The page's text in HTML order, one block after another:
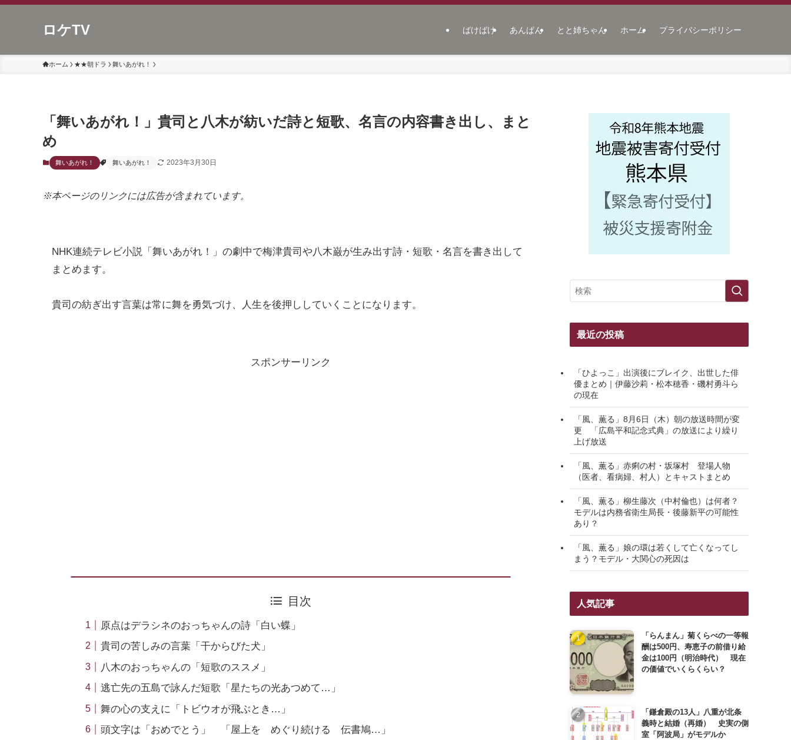
ロケTV ばけばけ あんぱん とと姉ちゃん ホーム プライバシーポリシー
ホーム ★★朝ドラ 舞いあがれ！
「舞いあがれ！」貴司と八木が紡いだ詩と短歌、名言の内容書き出し、まと
め
舞いあがれ！ 舞いあがれ！ 2023年3月30日
※本ページのリンクには広告が含まれています。
NHK連続テレビ小説「舞いあがれ！」の劇中で梅津貴司や八木巌が生み出す詩・短歌・名言を書き出して
まとめます。
貴司の紡ぎ出す言葉は常に舞を勇気づけ、人生を後押ししていくことになります。
スポンサーリンク
目次
原点はデラシネのおっちゃんの詩「白い蝶」
貴司の苦しみの言葉「干からびた犬」
八木のおっちゃんの「短歌のススメ」
逃亡先の五島で詠んだ短歌「星たちの光あつめて…」
舞の心の支えに「トビウオが飛ぶとき…」
頭文字は「おめでとう」 「屋上を めぐり続ける 伝書鳩…」
最近の投稿
「ひよっこ」出演後にブレイク、出世した俳
優まとめ｜伊藤沙莉・松本穂香・磯村勇斗ら
の現在
「風、薫る」8月6日（木）朝の放送時間が変
更 「広島平和記念式典」の放送により繰り
上げ放送
「風、薫る」赤痢の村・坂塚村 登場人物
（医者、看病婦、村人）とキャストまとめ
「風、薫る」柳生藤次（中村倫也）は何者？
モデルは内務省衛生局長・後藤新平の可能性
あり？
「風、薫る」娘の環は若くして亡くなってし
まう？モデル・大関心の死因は
人気記事
「らんまん」菊くらべの一等報
酬は500円、寿恵子の前借り給
金は100円（明治時代） 現在
の価値でいくらくらい？
「鎌倉殿の13人」八重が北条
義時と結婚（再婚） 史実の側
室「阿波局」がモデルか